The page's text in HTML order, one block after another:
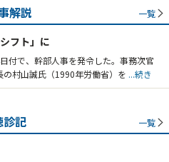
解説 一覧
フト」に
付で、幹部人事を発令した。事務次官
の村山誠氏（1990年労働省）を ...続き
診記 一覧